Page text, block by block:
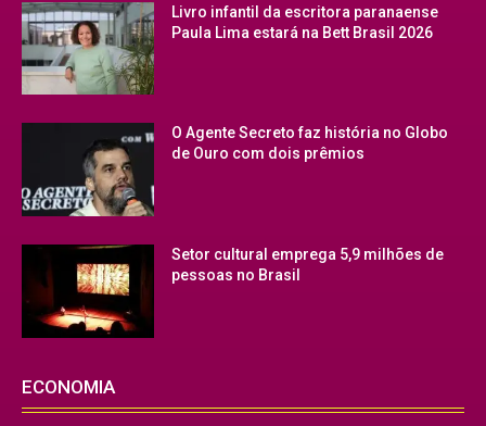
Livro infantil da escritora paranaense
Paula Lima estará na Bett Brasil 2026
O Agente Secreto faz história no Globo
de Ouro com dois prêmios
Setor cultural emprega 5,9 milhões de
pessoas no Brasil
ECONOMIA